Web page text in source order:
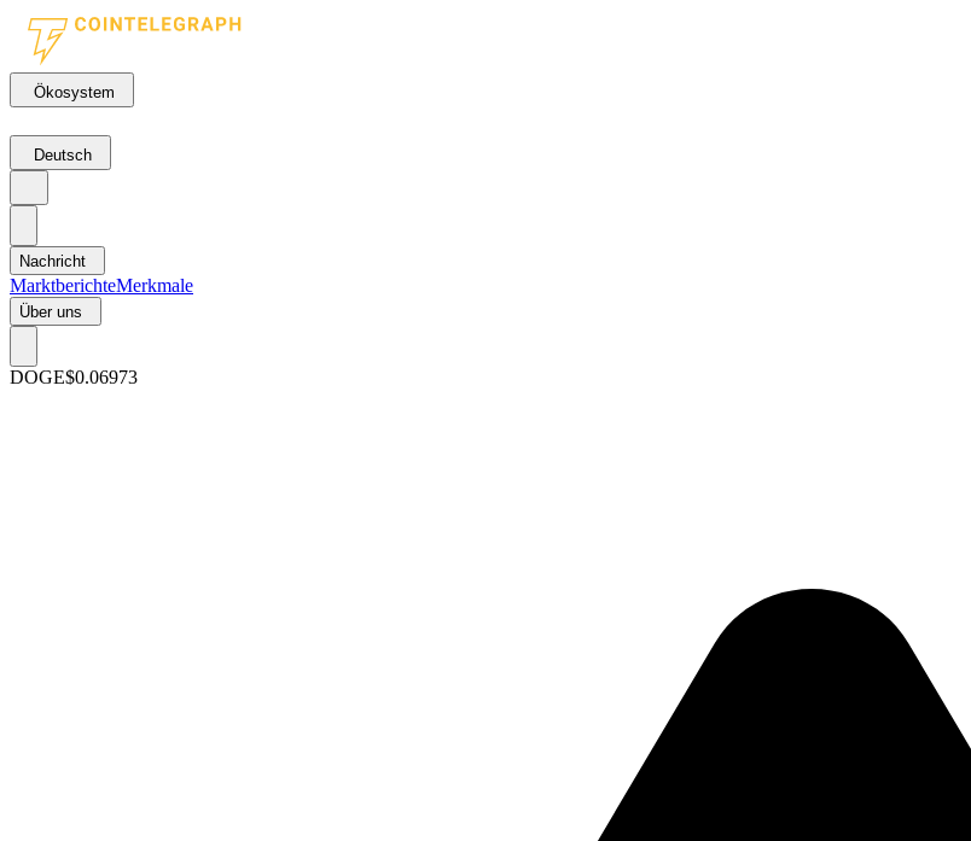
Ökosystem
Deutsch
Nachricht
MarktberichteMerkmale
Über uns
DOGE$0.06973